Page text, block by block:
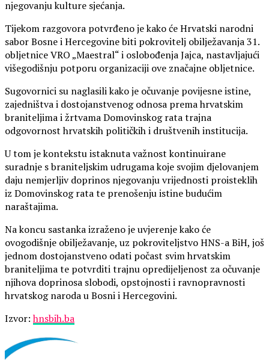
njegovanju kulture sjećanja.
Tijekom razgovora potvrđeno je kako će Hrvatski narodni
sabor Bosne i Hercegovine biti pokrovitelj obilježavanja 31.
obljetnice VRO „Maestral“ i oslobođenja Jajca, nastavljajući
višegodišnju potporu organizaciji ove značajne obljetnice.
Sugovornici su naglasili kako je očuvanje povijesne istine,
zajedništva i dostojanstvenog odnosa prema hrvatskim
braniteljima i žrtvama Domovinskog rata trajna
odgovornost hrvatskih političkih i društvenih institucija.
U tom je kontekstu istaknuta važnost kontinuirane
suradnje s braniteljskim udrugama koje svojim djelovanjem
daju nemjerljiv doprinos njegovanju vrijednosti proisteklih
iz Domovinskog rata te prenošenju istine budućim
naraštajima.
Na koncu sastanka izraženo je uvjerenje kako će
ovogodišnje obilježavanje, uz pokroviteljstvo HNS-a BiH, još
jednom dostojanstveno odati počast svim hrvatskim
braniteljima te potvrditi trajnu opredijeljenost za očuvanje
njihova doprinosa slobodi, opstojnosti i ravnopravnosti
hrvatskog naroda u Bosni i Hercegovini.
Izvor:hnsbih.ba